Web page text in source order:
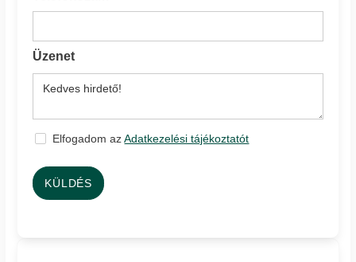
Üzenet
Elfogadom azAdatkezelési tájékoztatót
KÜLDÉS